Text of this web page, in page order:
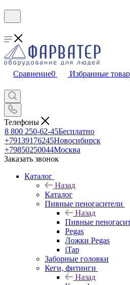
Сравнение0 Избранные
Телефоны
8 800 250-62-45Бесплатно
+79139176245Новосибирск
+79850250044Москва
Заказать звонок
Каталог
Назад
Каталог
Пивные пеногасители
Назад
Пивные
Pegas
Ложки Pegas
iTap
Заборные головки
Кеги, фитинги
Назад